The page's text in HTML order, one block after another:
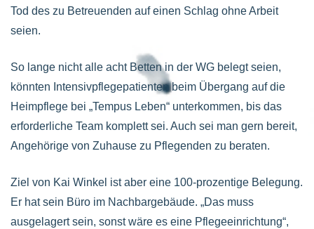
Tod des zu Betreuenden auf einen Schlag ohne Arbeit
seien.
So lange nicht alle acht Betten in der WG belegt seien,
könnten Intensivpflegepatienten beim Übergang auf die
Heimpflege bei „Tempus Leben“ unterkommen, bis das
erforderliche Team komplett sei. Auch sei man gern bereit,
Angehörige von Zuhause zu Pflegenden zu beraten.
Ziel von Kai Winkel ist aber eine 100-prozentige Belegung.
Er hat sein Büro im Nachbargebäude. „Das muss
ausgelagert sein, sonst wäre es eine Pflegeeinrichtung“,